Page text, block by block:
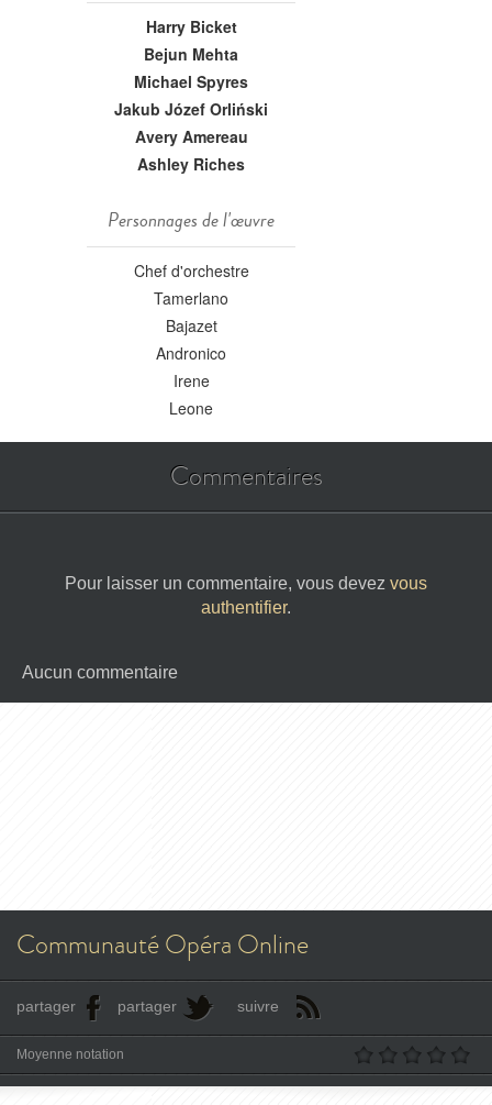
Harry Bicket
Bejun Mehta
Michael Spyres
Jakub Józef Orliński
Avery Amereau
Ashley Riches
Personnages de l'œuvre
Chef d'orchestre
Tamerlano
Bajazet
Andronico
Irene
Leone
Commentaires
Pour laisser un commentaire, vous devez vous
authentifier.
Aucun commentaire
Communauté Opéra Online
partager partager suivre
Moyenne notation